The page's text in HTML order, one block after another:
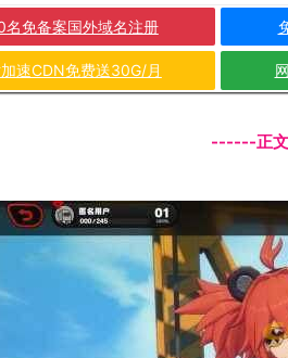
名免备案国外域名注册
速CDN免费送30G/月
------正文